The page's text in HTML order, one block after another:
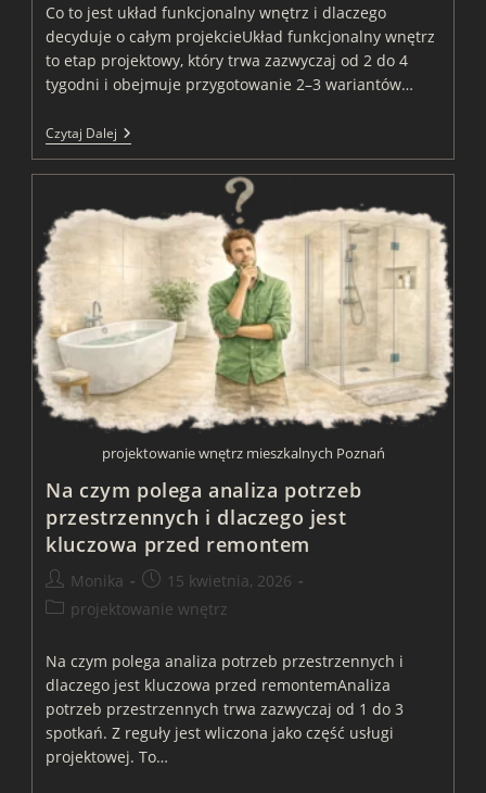
Co to jest układ funkcjonalny wnętrz i dlaczego
decyduje o całym projekcieUkład funkcjonalny wnętrz
to etap projektowy, który trwa zazwyczaj od 2 do 4
tygodni i obejmuje przygotowanie 2–3 wariantów…
Czytaj Dalej Co
To
Wnętrz
Decyduje
Całym
Projekcie
projektowanie wnętrz mieszkalnych Poznań
Na czym polega analiza potrzeb
przestrzennych i dlaczego jest
kluczowa przed remontem
Post
author:
Monika
Post
published:
15 kwietnia, 2026
Postprojektowanie wnętrz
Na czym polega analiza potrzeb przestrzennych i
dlaczego jest kluczowa przed remontemAnaliza
potrzeb przestrzennych trwa zazwyczaj od 1 do 3
spotkań. Z reguły jest wliczona jako część usługi
projektowej. To…